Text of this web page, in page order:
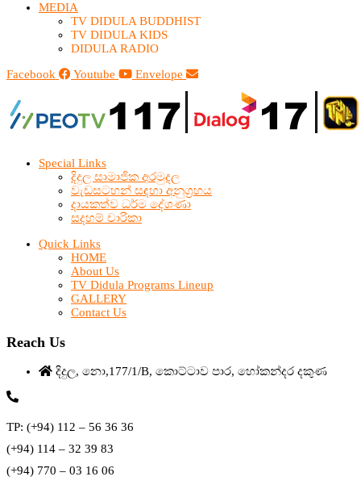
MEDIA
TV DIDULA BUDDHIST​
TV DIDULA KIDS
DIDULA RADIO
Facebook
Youtube Envelope
Special Links
දිදුල සාමාජික අරමුදල
වැඩසටහන් සඳහා අනුග්‍රහය
දායකත්ව ධර්ම දේශණා
සදහම් චාරිකා
Quick Links
HOME
About Us
TV Didula Programs Lineup
GALLERY
Contact Us
Reach Us
දිදුල, නො,177/1/B, කොට්ටාව පාර, හෝකන්දර දකුණ
TP: (+94) 112 – 56 36 36
(+94) 114 – 32 39 83
(+94) 770 – 03 16 06